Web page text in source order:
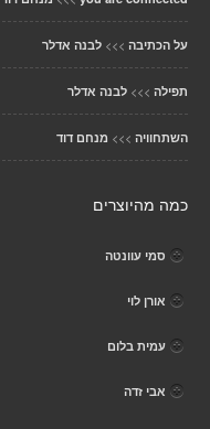
על הכתיבה >>> לבנה אדלר
תפילה >>> לבנה אדלר
השתחוויה >>> מנחם דוד
כמה מהיוצרים
סמי עוונטה
אורן לוי
עמית בלום
אבי זדה